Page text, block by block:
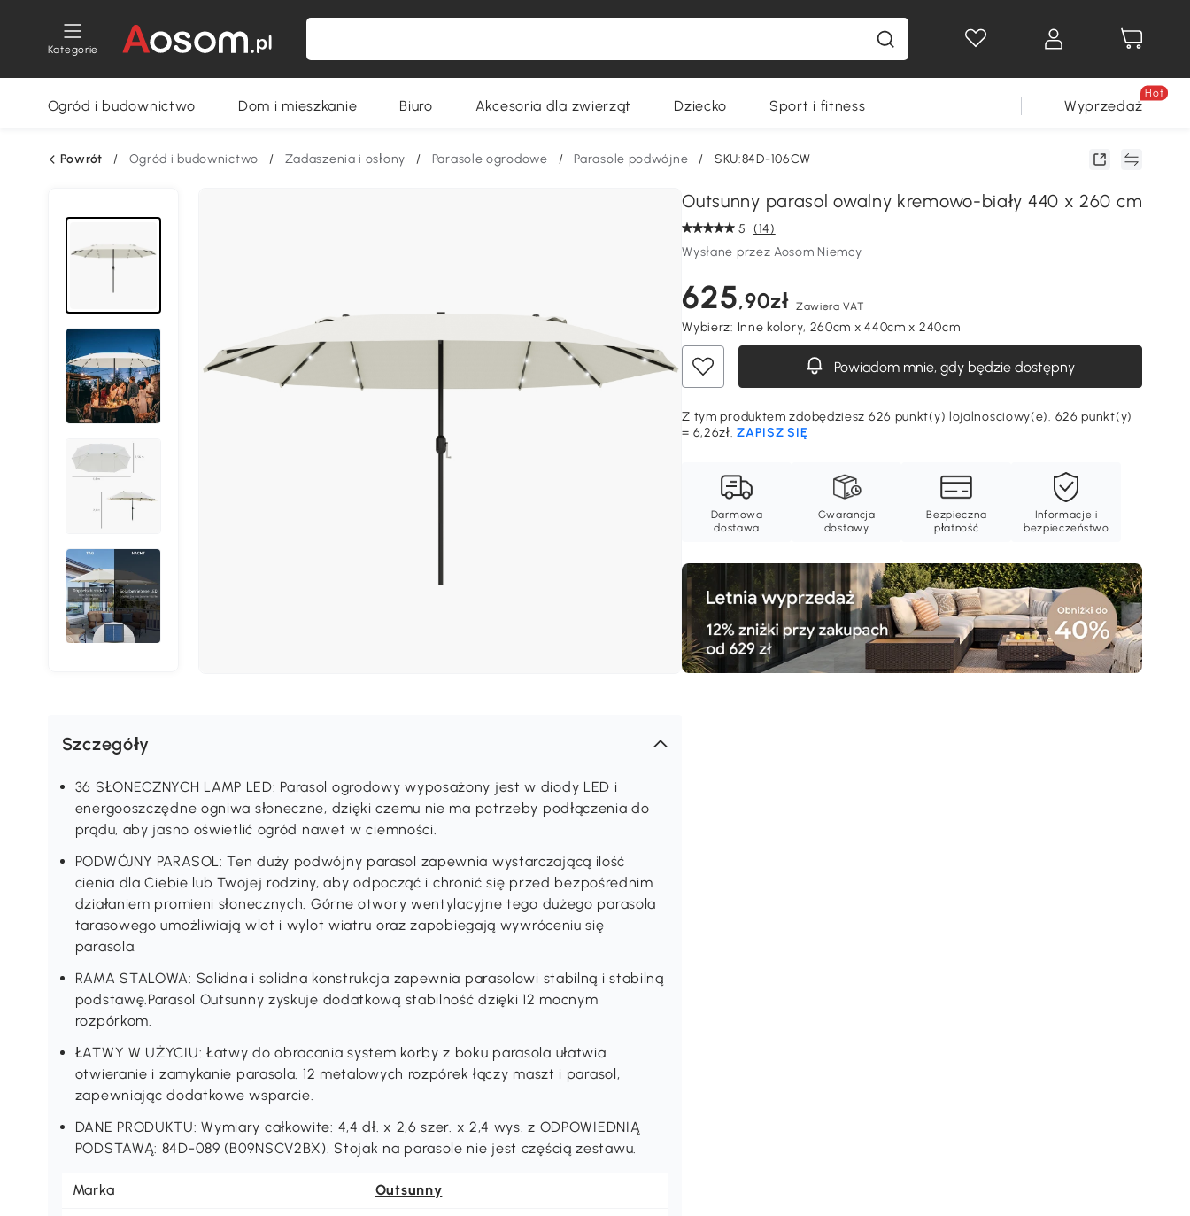
Kategorie
Ogród i budownictwo Dom i mieszkanie Biuro Akcesoria dla zwierząt Dziecko Sport i fitness Wyprzedaż
Hot
Powrót / Ogród i budownictwo / Zadaszenia i osłony / Parasole ogrodowe / Parasole podwójne / SKU:84D-106CW
Outsunny parasol owalny kremowo-biały 440 x 260 cm
5 (14)
Wysłane przez Aosom Niemcy
625,90zł Zawiera VAT
Wybierz: Inne kolory, 260cm x 440cm x 240cm
Powiadom mnie, gdy będzie dostępny
Z tym produktem zdobędziesz 626 punkt(y) lojalnościowy(e). 626 punkt(y)
= 6,26zł.ZAPISZ SIĘ
Darmowa
dostawa
Gwarancja
dostawy
Bezpieczna
płatność
Informacje i
bezpieczeństwo
Szczegóły
36 SŁONECZNYCH LAMP LED: Parasol ogrodowy wyposażony jest w diody LED i
energooszczędne ogniwa słoneczne, dzięki czemu nie ma potrzeby podłączenia do
prądu, aby jasno oświetlić ogród nawet w ciemności.
PODWÓJNY PARASOL: Ten duży podwójny parasol zapewnia wystarczającą ilość
cienia dla Ciebie lub Twojej rodziny, aby odpocząć i chronić się przed bezpośrednim
działaniem promieni słonecznych. Górne otwory wentylacyjne tego dużego parasola
tarasowego umożliwiają wlot i wylot wiatru oraz zapobiegają wywróceniu się
parasola.
RAMA STALOWA: Solidna i solidna konstrukcja zapewnia parasolowi stabilną i stabilną
podstawę.Parasol Outsunny zyskuje dodatkową stabilność dzięki 12 mocnym
rozpórkom.
ŁATWY W UŻYCIU: Łatwy do obracania system korby z boku parasola ułatwia
otwieranie i zamykanie parasola. 12 metalowych rozpórek łączy maszt i parasol,
zapewniając dodatkowe wsparcie.
DANE PRODUKTU: Wymiary całkowite: 4,4 dł. x 2,6 szer. x 2,4 wys. z ODPOWIEDNIĄ
PODSTAWĄ: 84D-089 (B09NSCV2BX). Stojak na parasole nie jest częścią zestawu.
Marka Outsunny